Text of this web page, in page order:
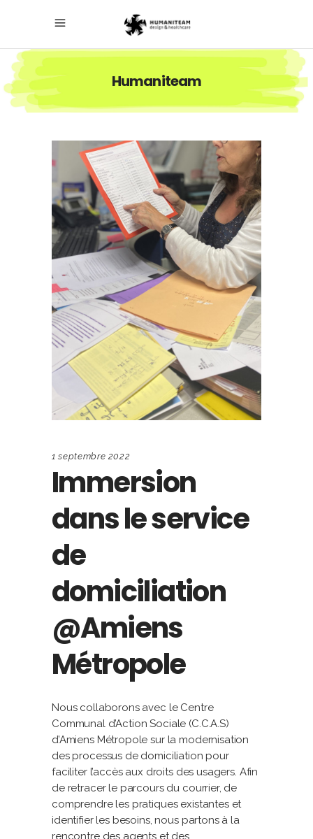
Humaniteam
1 septembre 2022
Immersion
dans le service
de
domiciliation
@Amiens
Métropole
Nous collaborons avec le Centre
Communal d’Action Sociale (C.C.A.S)
d’Amiens Métropole sur la modernisation
des processus de domiciliation pour
faciliter l’accès aux droits des usagers. Afin
de retracer le parcours du courrier, de
comprendre les pratiques existantes et
identifier les besoins, nous partons à la
rencontre des agents et des